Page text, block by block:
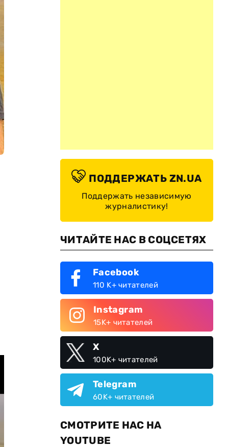
ПОДДЕРЖАТЬ ZN.UA
Поддержать независимую
журналистику!
ЧИТАЙТЕ НАС В СОЦСЕТЯХ
Facebook
110 K+ читателей
Instagram
15K+ читателей
X
100K+ читателей
Telegram
60K+ читателей
СМОТРИТЕ НАС НА
YOUTUBE